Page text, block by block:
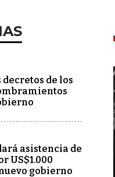
decretos de los
asistencia de
US$1.000
gobierno